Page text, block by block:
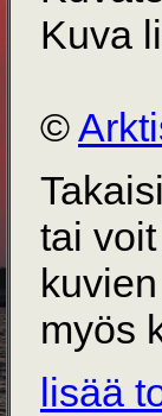
Kuva
©
tai
myös
lisää